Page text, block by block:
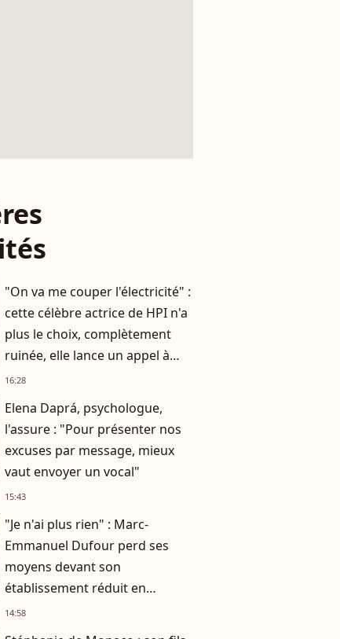
"On va me couper l'électricité" :
cette célèbre actrice de HPI n'a
plus le choix, complètement
ruinée, elle lance un appel à
l'aide
16:28
Elena Daprá, psychologue,
l'assure : "Pour présenter nos
excuses par message, mieux
vaut envoyer un vocal"
15:43
"Je n'ai plus rien" : Marc-
Emmanuel Dufour perd ses
moyens devant son
établissement réduit en
cendres
14:58